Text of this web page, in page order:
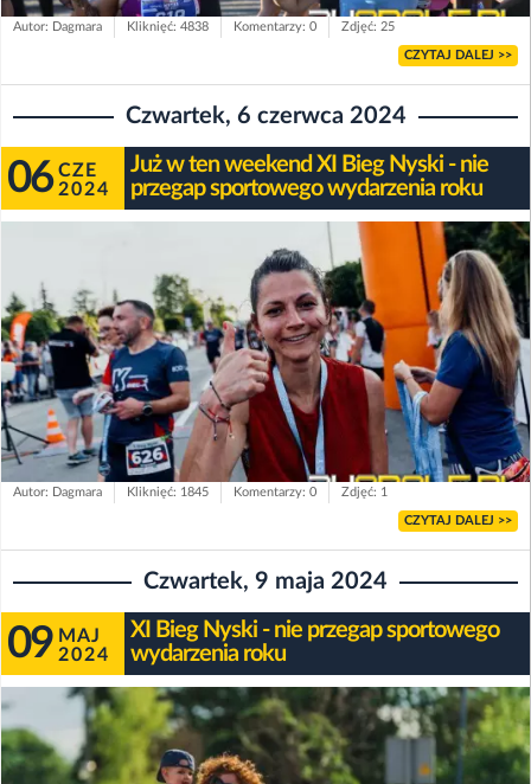
Autor: Dagmara Kliknięć: 4838 Komentarzy: 0 Zdjęć: 25
CZYTAJ DALEJ >>
Czwartek, 6 czerwca 2024
06 CZE
2024
Już w ten weekend XI Bieg Nyski - nie
przegap sportowego wydarzenia roku
Autor: Dagmara Kliknięć: 1845 Komentarzy: 0 Zdjęć: 1
CZYTAJ DALEJ >>
Czwartek, 9 maja 2024
09 MAJ
2024
XI Bieg Nyski - nie przegap sportowego
wydarzenia roku